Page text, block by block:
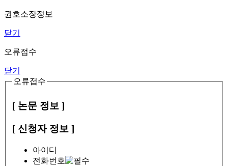
권호소장정보
닫기
오류접수
닫기
오류접수
[ 논문 정보 ]
[ 신청자 정보 ]
아이디
전화번호